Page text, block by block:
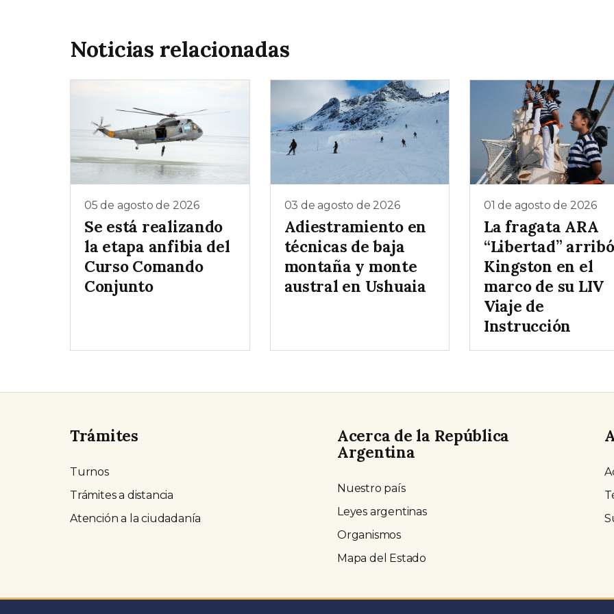
Noticias relacionadas
05 de agosto de 2026
Se está realizando
la etapa anfibia del
Curso Comando
Conjunto
03 de agosto de 2026
Adiestramiento en
técnicas de baja
montaña y monte
austral en Ushuaia
01 de agosto de 2026
La fragata ARA
“Libertad”
Kingston en el
marco de su LIV
Viaje de
Instrucción
Trámites
Turnos
Trámites a distancia
Atención a la ciudadanía
Acerca de la República
Argentina
Nuestro país
Leyes argentinas
Organismos
Mapa del Estado